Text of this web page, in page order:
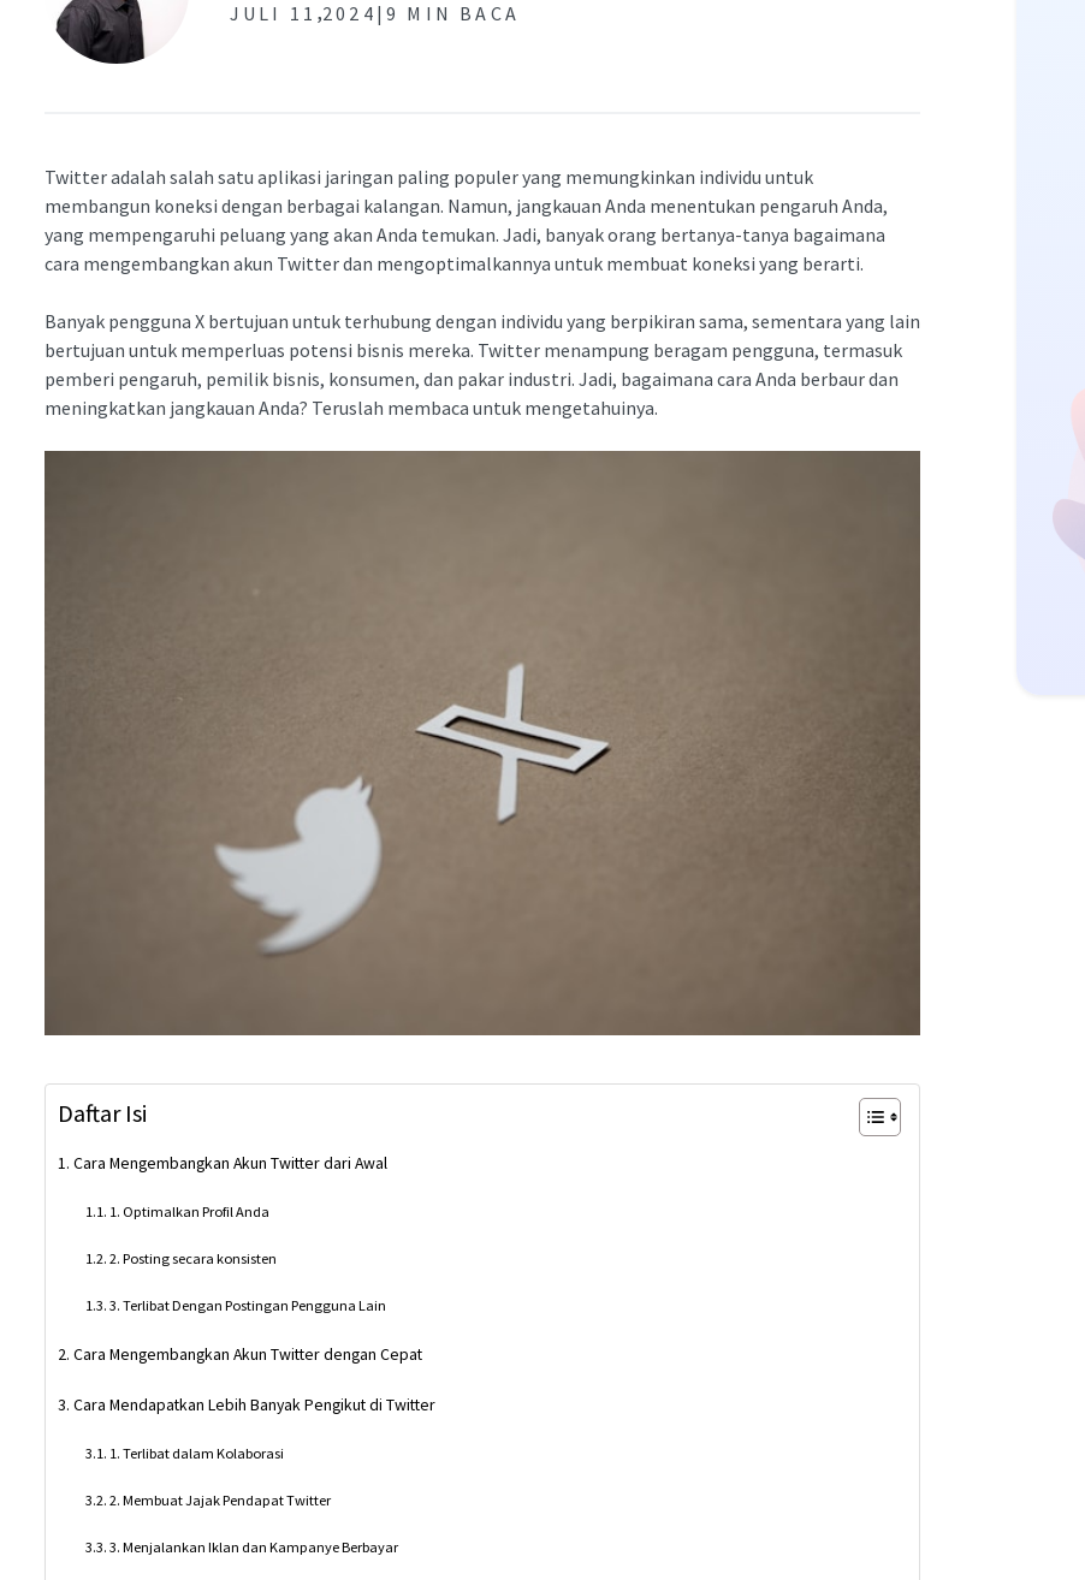
JULI 11 ,2024| 9 MIN BACA
Twitter adalah salah satu aplikasi jaringan paling populer yang memungkinkan individu untuk
membangun koneksi dengan berbagai kalangan. Namun, jangkauan Anda menentukan pengaruh Anda,
yang mempengaruhi peluang yang akan Anda temukan. Jadi, banyak orang bertanya-tanya bagaimana
cara mengembangkan akun Twitter dan mengoptimalkannya untuk membuat koneksi yang berarti.
Banyak pengguna X bertujuan untuk terhubung dengan individu yang berpikiran sama, sementara yang lain
bertujuan untuk memperluas potensi bisnis mereka. Twitter menampung beragam pengguna, termasuk
pemberi pengaruh, pemilik bisnis, konsumen, dan pakar industri. Jadi, bagaimana cara Anda berbaur dan
meningkatkan jangkauan Anda? Teruslah membaca untuk mengetahuinya.
Daftar Isi
Cara Mengembangkan Akun Twitter dari Awal
1. Optimalkan Profil Anda
2. Posting secara konsisten
3. Terlibat Dengan Postingan Pengguna Lain
Cara Mengembangkan Akun Twitter dengan Cepat
Cara Mendapatkan Lebih Banyak Pengikut di Twitter
1. Terlibat dalam Kolaborasi
2. Membuat Jajak Pendapat Twitter
3. Menjalankan Iklan dan Kampanye Berbayar